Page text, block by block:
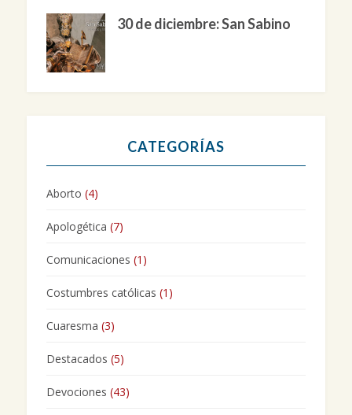
30 de diciembre: San Sabino
CATEGORÍAS
Aborto (4)
Apologética (7)
Comunicaciones (1)
Costumbres católicas (1)
Cuaresma (3)
Destacados (5)
Devociones (43)